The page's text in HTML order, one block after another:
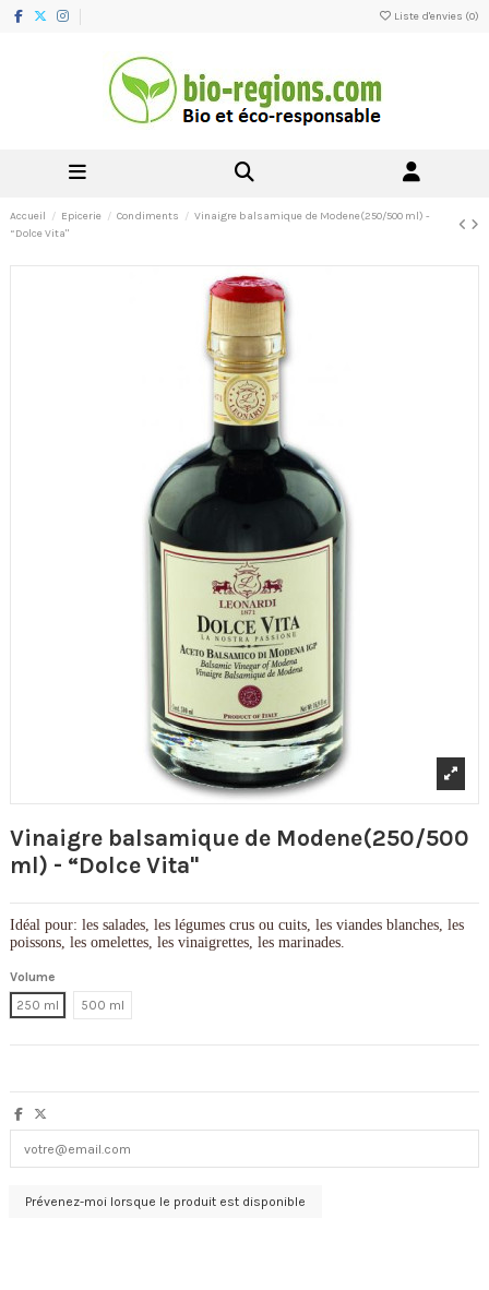
Liste d'envies (0)
Accueil Epicerie Condiments
Vinaigre balsamique de Modene(250/500 ml) -
“Dolce Vita"
Vinaigre balsamique de Modene(250/500
ml) - “Dolce Vita"
Idéal pour: les salades, les légumes crus ou cuits, les viandes blanches, les
poissons, les omelettes, les vinaigrettes, les marinades.
Volume
250 ml
500 ml